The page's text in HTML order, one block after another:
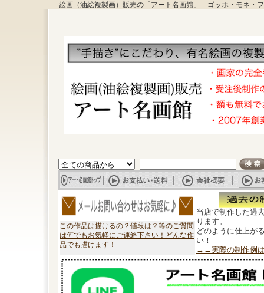
絵画（油絵複製画）販売の「アート名画館」 ゴッホ・モネ・
この作品は描けるの？値段は？等のご質問
は何でもお気軽にご連絡下さい！どんな作
品でも描けます！
当店で制作した過
ります。
どのように仕上が
い！
→→実際の制作例